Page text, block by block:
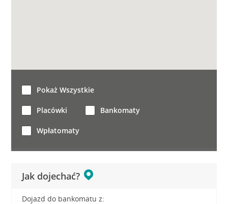
Jak dojechać?
Dojazd do bankomatu z:
Pokaż Wszystkie
Placówki Bankomaty
Wpłatomaty